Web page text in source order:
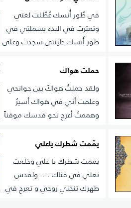
في طُور أُنسك عُطّـلت لغتي
وتعثرت في البدء بسملتي في
طور أُنسك طينتي سجدت وعلى
حملت هواك
ولقد حملتُ هواكَ بين جوانحي
وعلمت أني في هواك أسيرُ
وهممتُ أعرج نحو قدسك موقناً
يمّمت شطرك ياعلي
يممت شطرك يا علي وخلعت
نعلي في فناك .... ولقدس
طهرك تنحني روحي و تعرج في